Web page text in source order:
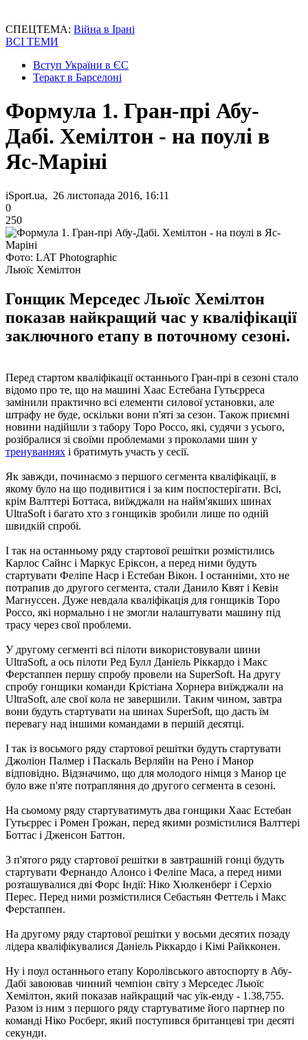
СПЕЦТЕМА: Війна в Ірані
ВСІ ТЕМИ
Вступ України в ЄС
Теракт в Барселоні
Формула 1. Гран-прі Абу-
Дабі. Хемілтон - на поулі в
Яс-Маріні
iSport.ua, 26 листопада 2016, 16:11
0
250
Фото: LAT Photographic
Льюїс Хемілтон
Гонщик Мерседес Льюїс Хемілтон
показав найкращий час у кваліфікації
заключного етапу в поточному сезоні.
Перед стартом кваліфікації останнього Гран-прі в сезоні стало
відомо про те, що на машині Хаас Естебана Гутьєрреса
замінили практично всі елементи силової установки, але
штрафу не буде, оскільки вони п'яті за сезон. Також приємні
новини надійшли з табору Торо Россо, які, судячи з усього,
розібралися зі своїми проблемами з проколами шин у
тренуваннях і братимуть участь у сесії.
Як завжди, починаємо з першого сегмента кваліфікації, в
якому було на що подивитися і за ким поспостерігати. Всі,
крім Валттері Боттаса, виїжджали на найм'якших шинах
UltraSoft і багато хто з гонщиків зробили лише по одній
швидкій спробі.
І так на останньому ряду стартової решітки розмістились
Карлос Сайнс і Маркус Еріксон, а перед ними будуть
стартувати Феліпе Наср і Естебан Вікон. І останніми, хто не
потрапив до другого сегмента, стали Данило Квят і Кевін
Магнуссен. Дуже невдала кваліфікація для гонщиків Торо
Россо, які нормально і не змогли налаштувати машину під
трасу через свої проблеми.
У другому сегменті всі пілоти використовували шини
UltraSoft, а ось пілоти Ред Булл Даніель Ріккардо і Макс
Ферстаппен першу спробу провели на SuperSoft. На другу
спробу гонщики команди Крістіана Хорнера виїжджали на
UltraSoft, але свої кола не завершили. Таким чином, завтра
вони будуть стартувати на шинах SuperSoft, що дасть їм
перевагу над іншими командами в першій десятці.
І так із восьмого ряду стартової решітки будуть стартувати
Джоліон Палмер і Паскаль Верляйн на Рено і Манор
відповідно. Відзначимо, що для молодого німця з Манор це
було вже п'яте потрапляння до другого сегмента в сезоні.
На сьомому ряду стартуватимуть два гонщики Хаас Естебан
Гутьєррес і Ромен Грожан, перед якими розмістилися Валттері
Боттас і Дженсон Баттон.
З п'ятого ряду стартової решітки в завтрашній гонці будуть
стартувати Фернандо Алонсо і Феліпе Маса, а перед ними
розташувалися дві Форс Індії: Ніко Хюлкенберг і Серхіо
Перес. Перед ними розмістилися Себастьян Феттель і Макс
Ферстаппен.
На другому ряду стартової решітки у восьми десятих позаду
лідера кваліфікувалися Даніель Ріккардо і Кімі Райкконен.
Ну і поул останнього етапу Королівського автоспорту в Абу-
Дабі завоював чинний чемпіон світу з Мерседес Льюїс
Хемілтон, який показав найкращий час уїк-енду - 1.38,755.
Разом із ним з першого ряду стартуватиме його партнер по
команді Ніко Росберг, який поступився британцеві три десяті
секунди.